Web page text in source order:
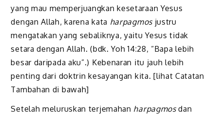
yang mau memperjuangkan kesetaraan Yesus
dengan Allah, karena kata harpagmosjustru
mengatakan yang sebaliknya, yaitu Yesus tidak
setara dengan Allah. (bdk. Yoh 14:28, “Bapa lebih
besar daripada aku”.) Kebenaran itu jauh lebih
penting dari doktrin kesayangan kita. [lihat Catatan
Tambahan di bawah]
Setelah meluruskan terjemahan harpagmosdan